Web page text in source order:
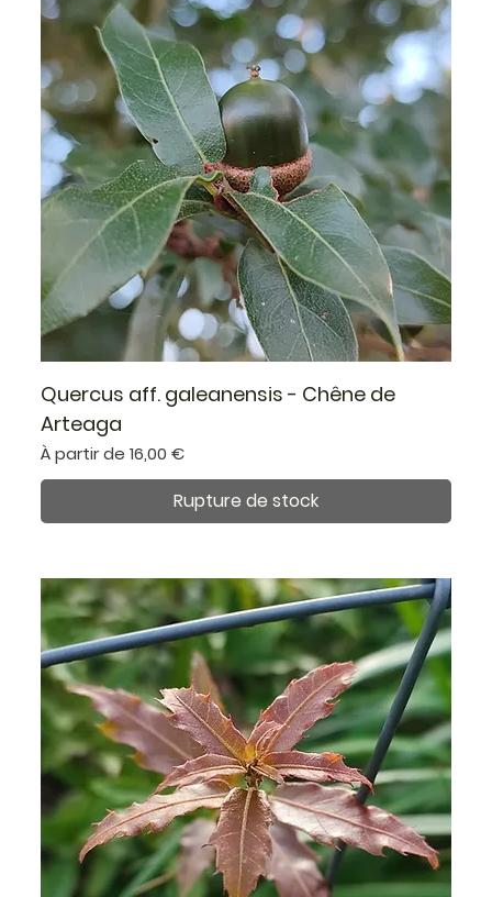
Quercus aff. galeanensis - Chêne de
Arteaga
À partir de16,00 €
Prix promotionnel
Rupture de stock